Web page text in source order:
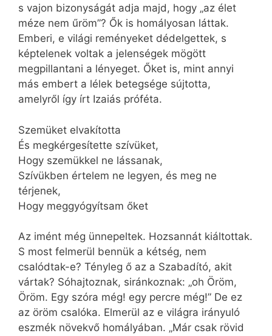
s vajon bizonyságát adja majd, hogy „az élet
méze nem űröm”? Ők is homályosan láttak.
Emberi, e világi reményeket dédelgettek, s
képtelenek voltak a jelenségek mögött
megpillantani a lényeget. Őket is, mint annyi
más embert a lélek betegsége sújtotta,
amelyről így írt Izaiás próféta.
Szemüket elvakította
És megkérgesítette szívüket,
Hogy szemükkel ne lássanak,
Szívükben értelem ne legyen, és meg ne
térjenek,
Hogy meggyógyítsam őket
Az imént még ünnepeltek. Hozsannát kiáltottak.
S most felmerül bennük a kétség, nem
csalódtak-e? Tényleg ő az a Szabadító, akit
vártak? Sóhajtoznak, siránkoznak: „oh Öröm,
Öröm. Egy szóra még! egy percre még!” De ez
az öröm csalóka. Elmerül az e világra irányuló
eszmék növekvő homályában. „Már csak rövid